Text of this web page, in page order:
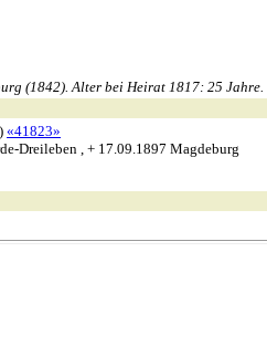
(1842). Alter bei Heirat 1817: 25 Jahre.
«41823»
Dreileben , + 17.09.1897 Magdeburg